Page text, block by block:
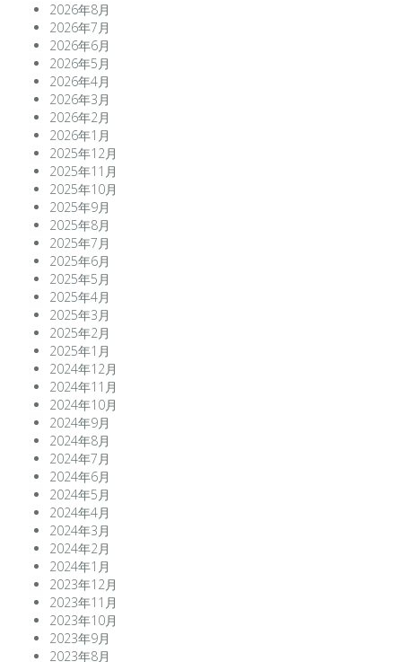
2026年8月
2026年7月
2026年6月
2026年5月
2026年4月
2026年3月
2026年2月
2026年1月
2025年12月
2025年11月
2025年10月
2025年9月
2025年8月
2025年7月
2025年6月
2025年5月
2025年4月
2025年3月
2025年2月
2025年1月
2024年12月
2024年11月
2024年10月
2024年9月
2024年8月
2024年7月
2024年6月
2024年5月
2024年4月
2024年3月
2024年2月
2024年1月
2023年12月
2023年11月
2023年10月
2023年9月
2023年8月